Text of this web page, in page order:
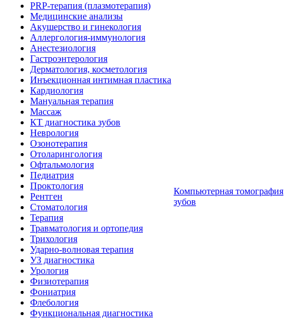
PRP-терапия (плазмотерапия)
Медицинские анализы
Акушерство и гинекология
Аллергология-иммунология
Анестезиология
Гастроэнтерология
Дерматология, косметология
Инъекционная интимная пластика
Кардиология
Мануальная терапия
Массаж
КТ диагностика зубов
Неврология
Озонотерапия
Отоларингология
Офтальмология
Педиатрия
Проктология
Рентген
Стоматология
Терапия
Травматология и ортопедия
Трихология
Ударно-волновая терапия
УЗ диагностика
Урология
Физиотерапия
Фониатрия
Флебология
Функциональная диагностика
Компьютерная томография
зубов